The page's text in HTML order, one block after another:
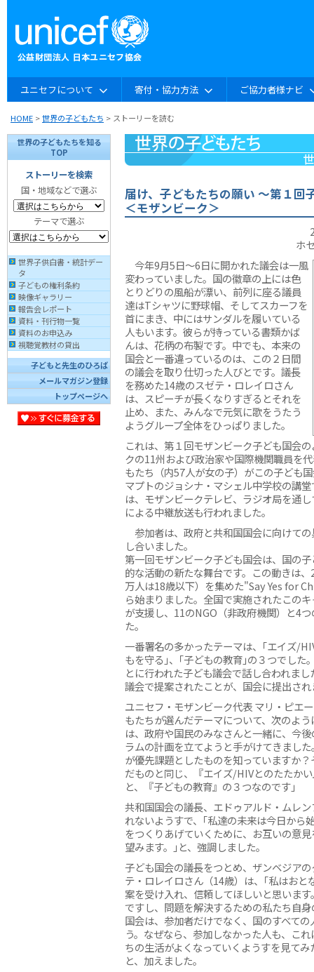
ユニセフについて 寄付・協力方法 ご協力者様ナビ
HOME >世界の子どもたち > ストーリーを読む
世界の子どもたちを知る
TOP
ストーリーを検索
国・地域などで選ぶ
テーマで選ぶ
世界子供白書・統計デー
タ
子どもの権利条約
映像ギャラリー
報告会レポート
資料・刊行物一覧
資料のお申込み
視聴覚教材の貸出
子どもと先生のひろば
メールマガジン登録
トップページへ
届け、子どもたちの願い 〜第１回
＜モザンビーク＞
ホ
今年9月5日〜6日に開かれた議会は一風
変わっていました。国の徽章の上には色
とりどりの風船が漂い、前列に座る議員
達はTシャツに野球帽、そしてスカーフを
首にまき、中にはサンダルを履いている
人もいます。彼らが持っている書類かば
んは、花柄の布製です。中でも、本来の
国会と一番違っているのは、この２日間
の議会を取り仕切った人びとです。議長
を務めた14歳のスゼテ・ロレイロさん
は、スピーチが長くなりすぎるとそれを
止め、また、みんなで元気に歌をうたう
ようグループ全体をひっぱりました。
これは、第１回モザンビーク子ども国会
クの11州および政治家や国際機関職員を
もたち（内57人が女の子）がこの子ども
マプトのジョシナ・マシェル中学校の講
は、モザンビークテレビ、ラジオ局を通
による中継放送も行われました。
参加者は、政府と共和国国会に向けて
し合いました。
第一回モザンビーク子ども国会は、国の
的な活動の新たな舞台です。この動きは
万人は18歳以下）を集めた"Say Yes for
ら始まりました。全国で実施されたこの
が支援し、11のNGO（非政府機関）と4
た。
一番署名の多かったテーマは、｢エイズ/
もを守る｣、｢子どもの教育｣の３つでした
とに行われた子ども議会で話し合われま
議会で提案されたことが、国会に提出さ
ユニセフ・モザンビーク代表 マリ・ピエ
もたちが選んだテーマについて、次のよ
は、政府や国民のみなさんと一緒に、今
ラムの計画を立てようと手がけてきまし
が優先課題としたものを知っていますか
だものと同じ、『エイズ/HIVとのたたか
と、『子どもの教育』の３つなのです｣
共和国国会の議長、エドゥアルド・ムレ
れないようすで、｢私達の未来は今日から
をつくりあげていくために、お互いの意
望みます。｣と、強調しました。
子ども国会の議長をつとめ、ザンベジア
テ・ロレイロさん（14歳）は、｢私はおと
案を受け入れ、信頼してほしいと思いま
ですし、問題を解決するための私たち自
国会は、参加者だけでなく、国のすべて
う。なぜなら、参加しなかった人も、こ
ちの生活がよくなっていくようすを見て
と、加えました。